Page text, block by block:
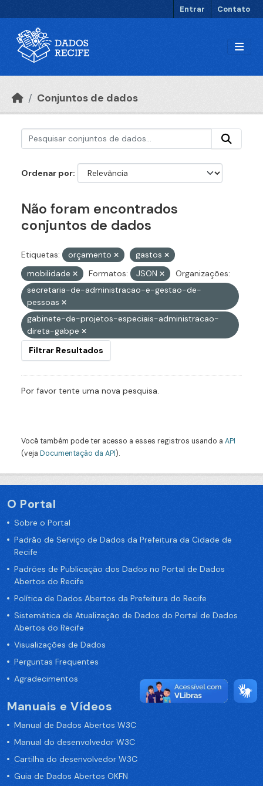
Entrar Contato
Conjuntos de dados
Ordenar por
Não foram encontrados
conjuntos de dados
Etiquetas: orçamento
gastos
mobilidade
Formatos: JSON
Organizações:
secretaria-de-administracao-e-gestao-de-
pessoas
gabinete-de-projetos-especiais-administracao-
direta-gabpe
Filtrar Resultados
Por favor tente uma nova pesquisa.
Você também pode ter acesso a esses registros usando a API
(veja Documentação da API).
O Portal
Sobre o Portal
Padrão de Serviço de Dados da Prefeitura da Cidade de
Recife
Padrões de Publicação dos Dados no Portal de Dados
Abertos do Recife
Política de Dados Abertos da Prefeitura do Recife
Sistemática de Atualização de Dados do Portal de Dados
Abertos do Recife
Visualizações de Dados
Perguntas Frequentes
Agradecimentos
Manuais e Vídeos
Manual de Dados Abertos W3C
Manual do desenvolvedor W3C
Cartilha do desenvolvedor W3C
Guia de Dados Abertos OKFN